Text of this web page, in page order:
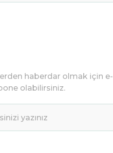
haberdar olmak için e-
olabilirsiniz.